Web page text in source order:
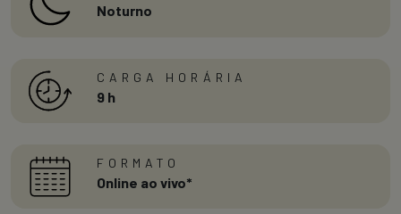
Noturno
CARGA HORÁRIA
9 h
FORMATO
Online ao vivo*